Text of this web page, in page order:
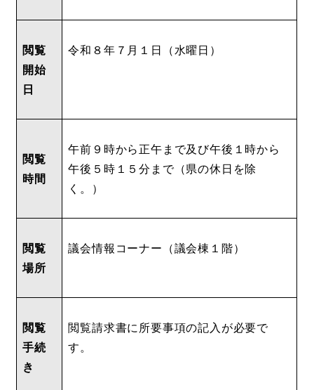
閲覧
開始
日
令和８年７月１日（水曜日）
閲覧
時間
午前９時から正午まで及び午後１時から
午後５時１５分まで（県の休日を除
く。）
閲覧
場所
議会情報コーナー（議会棟１階）
閲覧
手続
き
閲覧請求書に所要事項の記入が必要で
す。